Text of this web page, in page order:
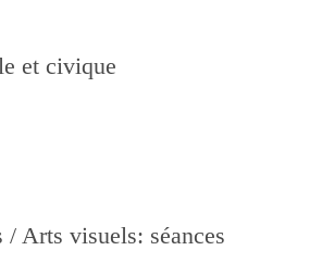
et civique
Arts visuels: séances